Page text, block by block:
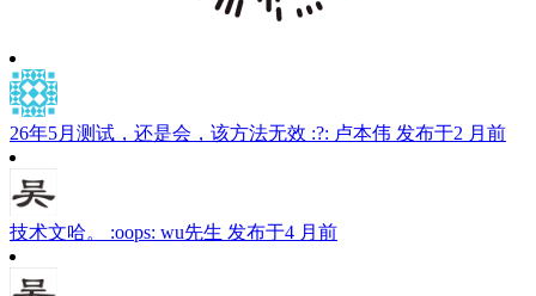
26年5月测试，还是会，该方法无效 :?: 卢本伟 发布于2 月前
技术文哈。 :oops: wu先生 发布于4 月前